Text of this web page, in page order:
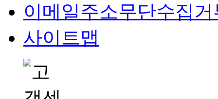
이메일주소무단수집거
사이트맵